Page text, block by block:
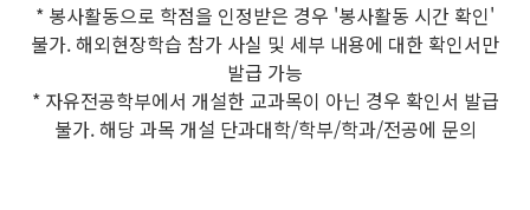
* 봉사활동으로 학점을 인정받은 경우 '봉사활동 시간 확인'
불가. 해외현장학습 참가 사실 및 세부 내용에 대한 확인서만
발급 가능
* 자유전공학부에서 개설한 교과목이 아닌 경우 확인서 발급
불가. 해당 과목 개설 단과대학/학부/학과/전공에 문의